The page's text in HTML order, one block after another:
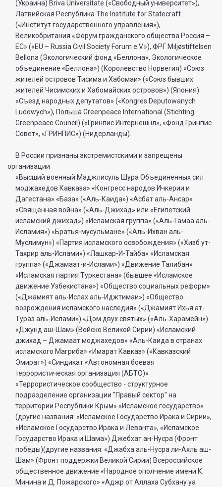
(Украина) Briva Universitate («Свободный университет»),
Латвийская Республика The Institute for Statecraft
(«Институт государственного управления»),
Великобритания «Форум гражданского общества Россия –
ЕС» («EU – Russia Civil Society Forum e.V.»), ФРГ Miljøstiftelsen
Bellona (Экологический фонд «Беллона», Экологическое
объединение «Беллона») (Королевство Норвегия) «Союз
жителей островов Тисима и Хабомаи» («Союз бывших
жителей Чисимских и Хабомайских островов») (Япония)
«Съезд народных депутатов» («Kongres Deputowanych
Ludowych»), Польша Greenpeace International (Stichting
Greenpeace Council) («Гринпис Интернешнл», «Фонд Гринпис
Совет», «ГРИНПИС») (Нидерланды).
В России признаны экстремистскими и запрещены
организации
«Высший военный Маджлисуль Шура Объединенных сил
моджахедов Кавказа» «Конгресс народов Ичкерии и
Дагестана» «База» («Аль-Каида») «Асбат аль-Ансар»
«Священная война» («Аль-Джихад» или «Египетский
исламский джихад») «Исламская группа» («Аль-Гамаа аль-
Исламия») «Братья-мусульмане» («Аль-Ихван аль-
Муслимун») «Партия исламского освобождения» («Хизб ут-
Тахрир аль-Ислами») «Лашкар-И-Тайба» «Исламская
группа» («Джамаат-и-Ислами») «Движение Талибан»
«Исламская партия Туркестана» (бывшее «Исламское
движение Узбекистана») «Общество социальных реформ»
(«Джамият аль-Ислах аль-Иджтимаи») «Общество
возрождения исламского наследия» («Джамият Ихья ат-
Тураз аль-Ислами») «Дом двух святых» («Аль-Харамейн»)
«Джунд аш-Шам» (Войско Великой Сирии) «Исламский
джихад – Джамаат моджахедов» «Аль-Каида в странах
исламского Магриба» «Имарат Кавказ» («Кавказский
Эмират») «Синдикат «Автономная боевая
террористическая организация (АБТО)»
«Террористическое сообщество - структурное
подразделение организации "Правый сектор" на
территории Республики Крым» «Исламское государство»
(другие названия: «Исламское Государство Ирака и Сирии»,
«Исламское Государство Ирака и Леванта», «Исламское
Государство Ирака и Шама») Джебхат ан-Нусра (Фронт
победы)(другие названия: «Джабха аль-Нусра ли-Ахль аш-
Шам» (Фронт поддержки Великой Сирии) Всероссийское
общественное движение «Народное ополчение имени К.
Минина и Д. Пожарского» «Аджр от Аллаха Субхану уа